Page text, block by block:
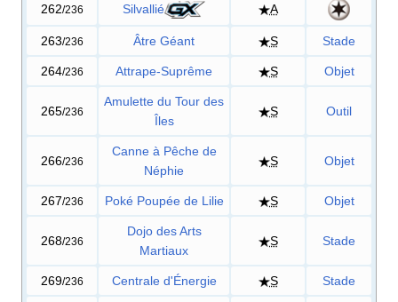
262/236 Silvallié A
263/236 Âtre Géant S Stade
264/236 Attrape-Suprême S Objet
265/236
Amulette du Tour des
Îles
S Outil
266/236
Canne à Pêche de
Néphie
S Objet
267/236 Poké Poupée de Lilie S Objet
268/236
Dojo des Arts
Martiaux
S Stade
269/236 Centrale d'Énergie S Stade